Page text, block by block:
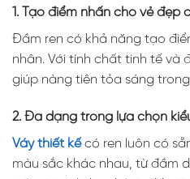
1. Tạo điểm nhấn cho vẻ đẹp
Đầm ren có khả năng tạo
nhân. Với tính chất tinh tế và
giúp nàng tiên tỏa sáng
2. Đa dạng trong lựa chọn
Váy thiết kếcó ren luôn có
màu sắc khác nhau, từ đầm